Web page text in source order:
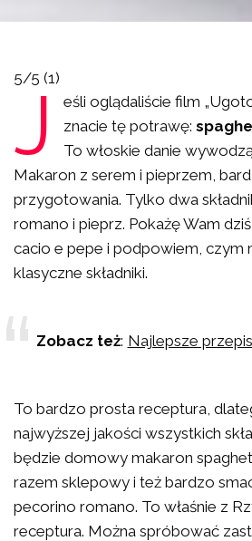
5/5 (1)
J
eśli oglądaliście film
znacie tę potrawę:
To włoskie danie
Makaron z serem i pieprzem,
przygotowania. Tylko dwa
romano i pieprz. Pokażę Wam
cacio e pepe i podpowiem, czym
klasyczne składniki.
Zobacz też: Najlepsze
To bardzo prosta receptura,
najwyższej jakości wszystkich
będzie domowy makaron
razem sklepowy i też bardzo
pecorino romano. To właśnie z
receptura. Można spróbować